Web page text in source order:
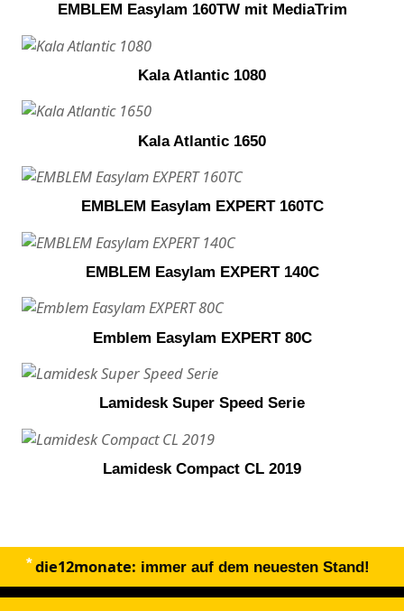
EMBLEM Easylam 160TW mit MediaTrim
Kala Atlantic 1080
Kala Atlantic 1650
EMBLEM Easylam EXPERT 160TC
EMBLEM Easylam EXPERT 140C
Emblem Easylam EXPERT 80C
Lamidesk Super Speed Serie
Lamidesk Compact CL 2019
die12monate: immer auf dem neuesten Stand!